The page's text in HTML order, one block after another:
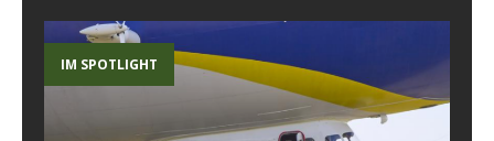
IM SPOTLIGHT